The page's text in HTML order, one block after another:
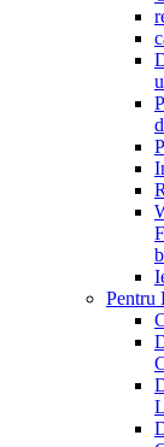
Pentru